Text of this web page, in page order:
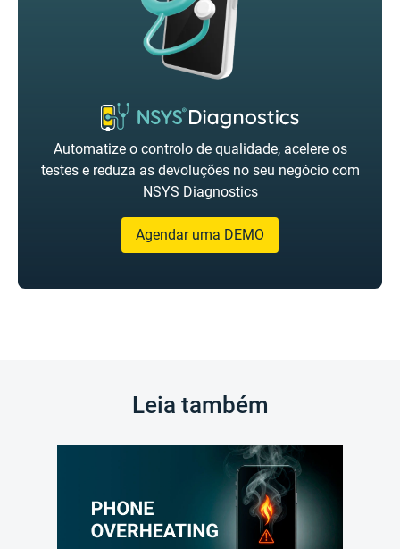
Automatize o controlo de qualidade, acelere os
testes e reduza as devoluções no seu negócio com
NSYS Diagnostics
Agendar uma DEMO
Leia também